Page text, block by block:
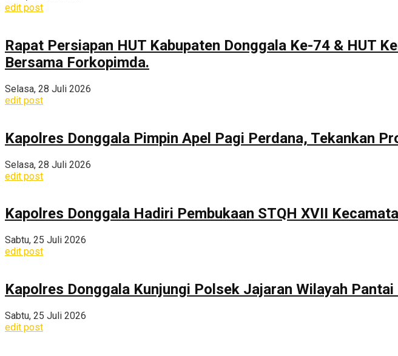
edit post
Rapat Persiapan HUT Kabupaten Donggala Ke-74 & HUT
Bersama Forkopimda.
Selasa, 28 Juli 2026
edit post
Kapolres Donggala Pimpin Apel Pagi Perdana, Tekankan
Selasa, 28 Juli 2026
edit post
Kapolres Donggala Hadiri Pembukaan STQH XVII
Sabtu, 25 Juli 2026
edit post
Kapolres Donggala Kunjungi Polsek Jajaran Wilayah
Sabtu, 25 Juli 2026
edit post